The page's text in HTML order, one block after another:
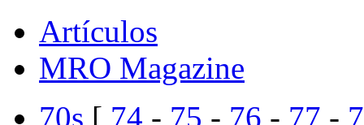
Artículos
MRO Magazine
70s [ 74 - 75 - 76 - 77 -